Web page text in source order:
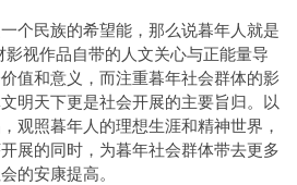
个民族的希望能，那么说暮年人就是
影视作品自带的人文关心与正能量导
值和意义，而注重暮年社会群体的影
明天下更是社会开展的主要旨归。以
观照暮年人的理想生涯和精神世界，
展的同时，为暮年社会群体带去更多
的安康提高。